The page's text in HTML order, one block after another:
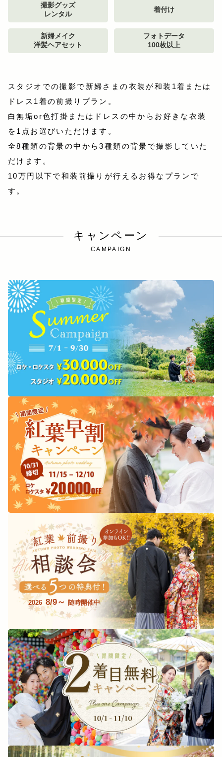
撮影グッズ
レンタル
着付け
新婦メイク
洋髪ヘアセット
フォトデータ
100枚以上
スタジオでの撮影で新婦さまの衣装が和装1着または
ドレス1着の前撮りプラン。
白無垢or色打掛またはドレスの中からお好きな衣装
を1点お選びいただけます。
全8種類の背景の中から3種類の背景で撮影していた
だけます。
10万円以下で和装前撮りが行えるお得なプランで
す。
キャンペーン
CAMPAIGN
2026 8/9～ 随時開催中